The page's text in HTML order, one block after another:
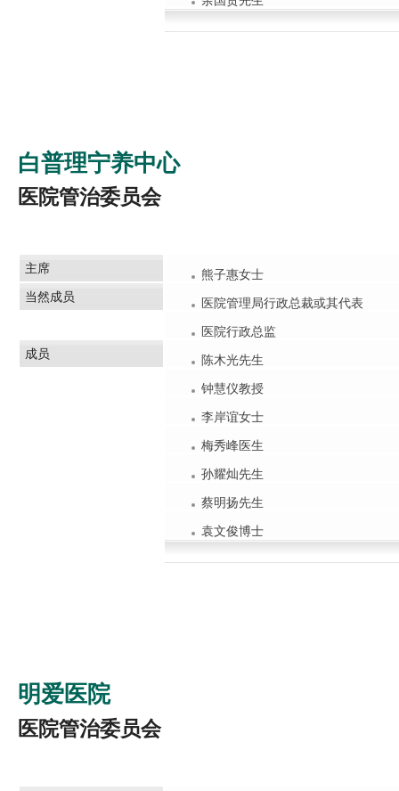
白普理宁养中心
医院管治委员会
主席
熊子惠女士
当然成员
医院管理局行政总裁或其代表
医院行政总监
成员
陈木光先生
钟慧仪教授
李岸谊女士
梅秀峰医生
孙耀灿先生
蔡明扬先生
袁文俊博士
明爱医院
医院管治委员会